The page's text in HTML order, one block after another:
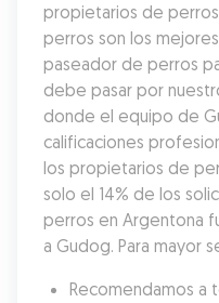
propietarios de
perros son los
paseador de perros
debe pasar por
donde el equipo de
calificaciones
los propietarios de
solo el 14% de los
perros en Argentona
a Gudog. Para mayor
Recomendamos a